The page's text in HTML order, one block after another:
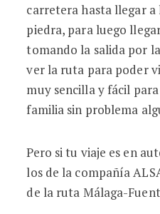
carretera hasta llegar
piedra, para luego
tomando la salida por
ver la ruta para poder
muy sencilla y fácil
familia sin problema
Pero si tu viaje es en
los de la compañía
de la ruta Málaga-